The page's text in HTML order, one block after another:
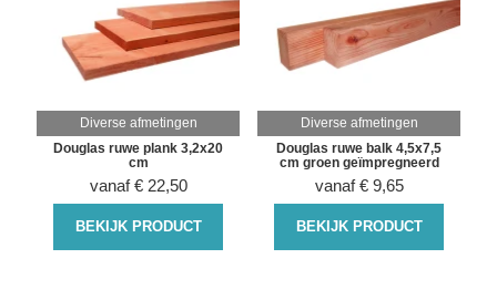
Diverse afmetingen
Douglas ruwe plank 3,2x20
cm
vanaf € 22,50
BEKIJK PRODUCT
Diverse afmetingen
Douglas ruwe balk 4,5x7,5
cm groen geïmpregneerd
vanaf € 9,65
BEKIJK PRODUCT